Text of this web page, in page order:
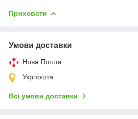
Приховати
Умови доставки
Нова Пошта
Укрпошта
Всі умови доставки